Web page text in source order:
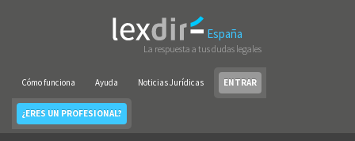
España
La respuesta a tus dudas legales
Cómo funciona Ayuda Noticias Jurídicas ENTRAR
¿ERES UN PROFESIONAL?